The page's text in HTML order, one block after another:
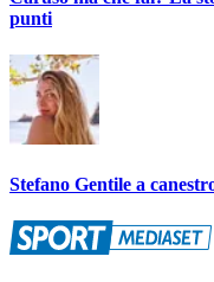
punti
Stefano Gentile a